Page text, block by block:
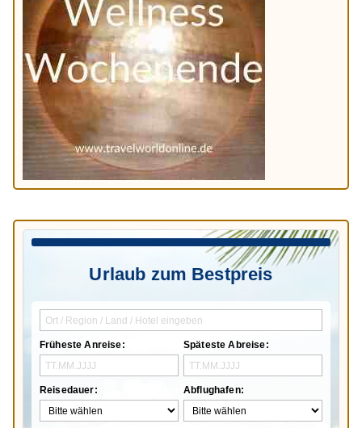
Urlaub zum Bestpreis
Früheste Anreise:
Reisedauer:
Späteste Abreise:
Abflughafen: